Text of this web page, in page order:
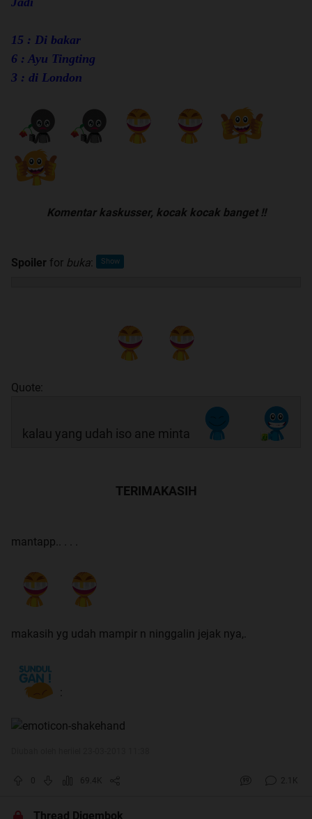
15 : Di bakar
6 : Ayu Tingting
3 : di London
Komentar kaskusser, kocak kocak banget !!
Spoiler for buka:
Quote:
kalau yang udah iso ane minta
TERIMAKASIH
mantapp.. . . .
makasih yg udah mampir n ninggalin jejak nya,.
:
0 69.4K 2.1K
Thread Digembok